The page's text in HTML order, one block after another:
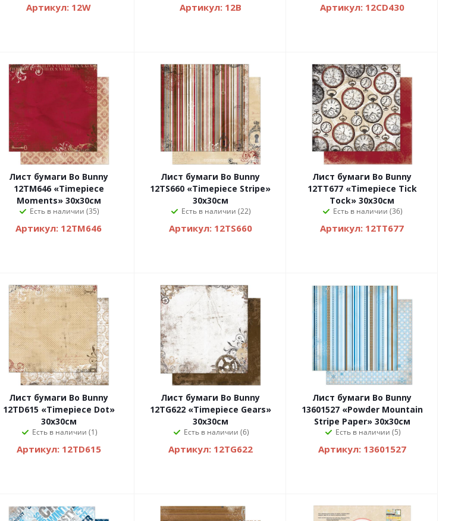
Артикул: 12W Артикул: 12B Артикул: 12CD430
Лист бумаги Bo Bunny
12TM646 «Timepiece
Moments» 30х30см
Есть в наличии (35)
Артикул: 12TM646
Лист бумаги Bo Bunny
12TS660 «Timepiece Stripe»
30х30см
Есть в наличии (22)
Артикул: 12TS660
Лист бумаги Bo Bunny
12TT677 «Timepiece Tick
Tock» 30х30см
Есть в наличии (36)
Артикул: 12TT677
Лист бумаги Bo Bunny
12TD615 «Timepiece Dot»
30х30см
Есть в наличии (1)
Артикул: 12TD615
Лист бумаги Bo Bunny
12TG622 «Timepiece Gears»
30х30см
Есть в наличии (6)
Артикул: 12TG622
Лист бумаги Bo Bunny
13601527 «Powder Mountain
Stripe Paper» 30х30см
Есть в наличии (5)
Артикул: 13601527